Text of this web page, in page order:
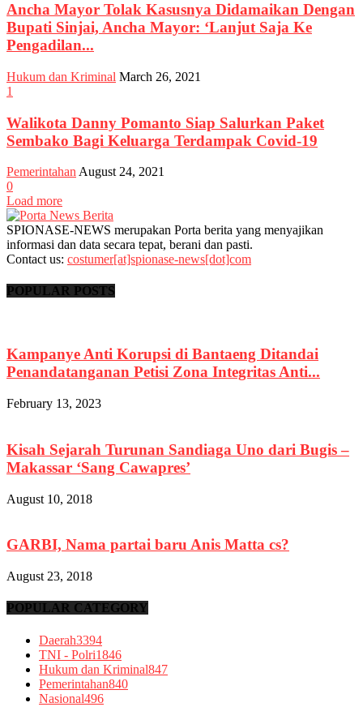
Ancha Mayor Tolak Kasusnya Didamaikan Dengan
Bupati Sinjai, Ancha Mayor: ‘Lanjut Saja Ke
Pengadilan...
Hukum dan Kriminal March 26, 2021
1
Walikota Danny Pomanto Siap Salurkan Paket
Sembako Bagi Keluarga Terdampak Covid-19
Pemerintahan August 24, 2021
0
Load more
SPIONASE-NEWS merupakan Porta berita yang menyajikan
informasi dan data secara tepat, berani dan pasti.
Contact us: costumer[at]spionase-news[dot]com
POPULAR POSTS
Kampanye Anti Korupsi di Bantaeng Ditandai
Penandatanganan Petisi Zona Integritas Anti...
February 13, 2023
Kisah Sejarah Turunan Sandiaga Uno dari Bugis –
Makassar ‘Sang Cawapres’
August 10, 2018
GARBI, Nama partai baru Anis Matta cs?
August 23, 2018
POPULAR CATEGORY
Daerah3394
TNI - Polri1846
Hukum dan Kriminal847
Pemerintahan840
Nasional496